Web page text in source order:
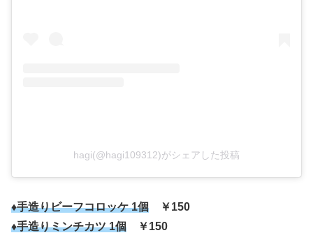
hagi(@hagi109312)がシェアした投稿
♦手造りビーフコロッケ 1個 ￥150
♦手造りミンチカツ 1個 ￥150